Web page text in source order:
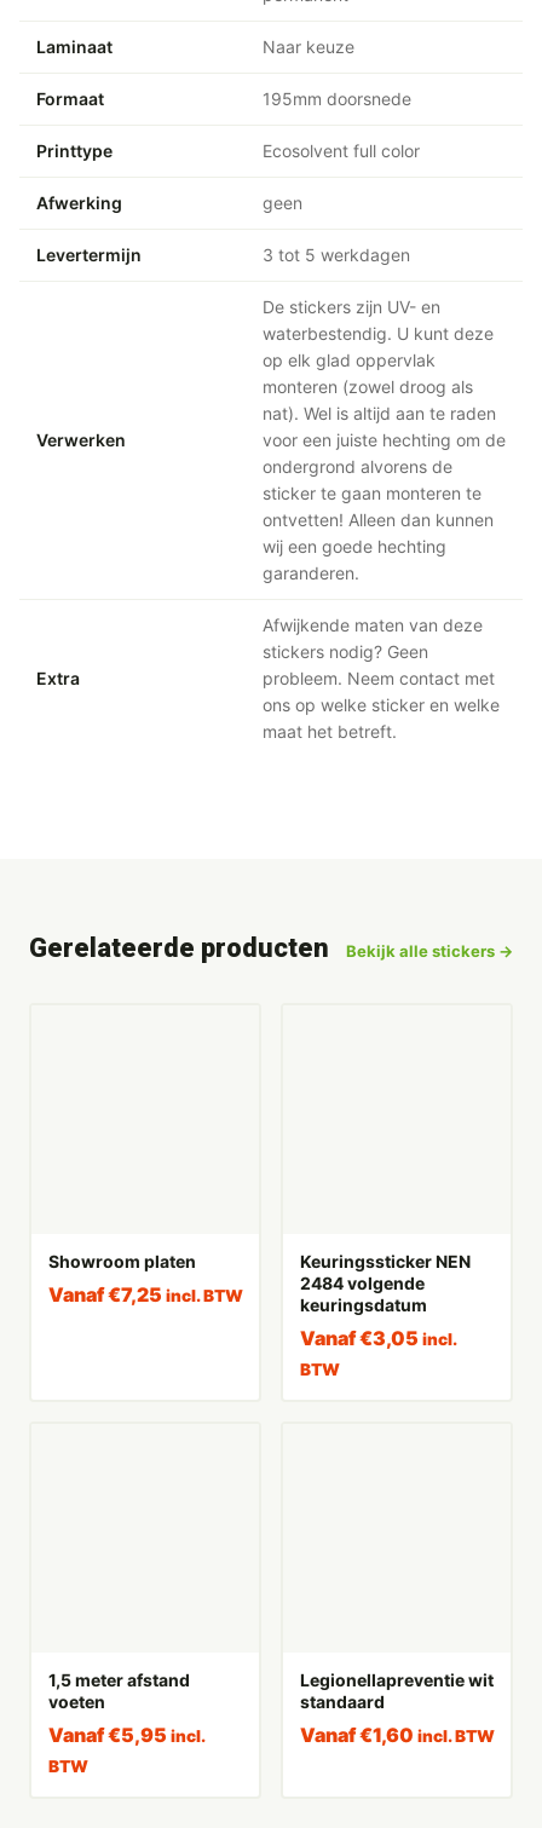
Laminaat Naar keuze
Formaat 195mm doorsnede
Printtype Ecosolvent full color
Afwerking geen
Levertermijn 3 tot 5 werkdagen
Verwerken
De stickers zijn UV- en
waterbestendig. U kunt deze
op elk glad oppervlak
monteren (zowel droog als
nat). Wel is altijd aan te raden
voor een juiste hechting om de
ondergrond alvorens de
sticker te gaan monteren te
ontvetten! Alleen dan kunnen
wij een goede hechting
garanderen.
Extra
Afwijkende maten van deze
stickers nodig? Geen
probleem. Neem contact met
ons op welke sticker en welke
maat het betreft.
Gerelateerde producten Bekijk alle stickers →
Showroom platen
Vanaf€7,25 incl. BTW
Keuringssticker NEN
2484 volgende
keuringsdatum
Vanaf€3,05 incl.
BTW
1,5 meter afstand
voeten
Vanaf€5,95 incl.
BTW
Legionellapreventie wit
standaard
Vanaf€1,60 incl. BTW